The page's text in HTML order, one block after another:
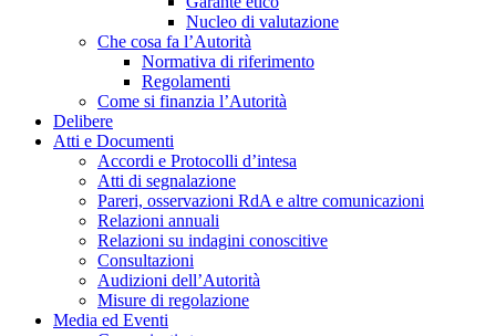
Nucleo di valutazione
Che cosa fa l’Autorità
Normativa di riferimento
Regolamenti
Come si finanzia l’Autorità
Delibere
Atti e Documenti
Accordi e Protocolli d’intesa
Atti di segnalazione
Pareri, osservazioni RdA e altre comunicazioni
Relazioni annuali
Relazioni su indagini conoscitive
Consultazioni
Audizioni dell’Autorità
Misure di regolazione
Media ed Eventi